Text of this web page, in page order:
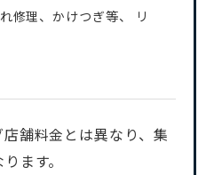
修理、かけつぎ等、 リ
舗料金とは異なり、集
ます。